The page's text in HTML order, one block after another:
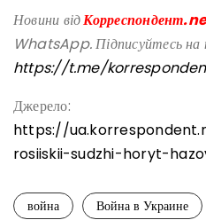
Новини від
WhatsApp. Підписуйтесь на
https://t.me/
Джерело:
https://
rosiiskii-sudzhi-horyt-
война Война в Украине